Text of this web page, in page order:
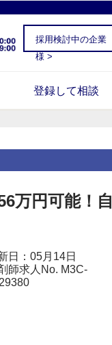
採用検討中の企業
様 >
登録して相談
万円可能！自
日：05月14日
師求人No. M3C-